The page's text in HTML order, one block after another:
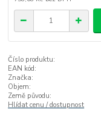
Číslo produktu:
EAN kód:
Značka:
Objem:
Země původu:
Hlídat cenu / dostupnost